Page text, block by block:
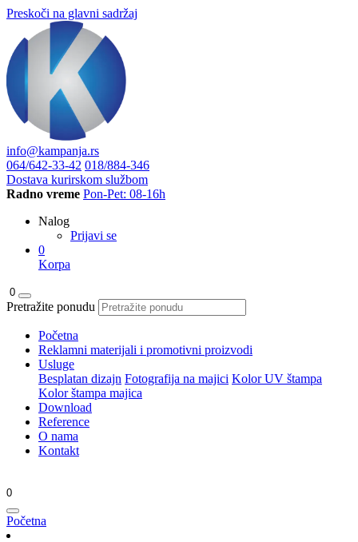
Preskoči na glavni sadržaj
info@kampanja.rs
064/642-33-42 018/884-346
Dostava kurirskom službom
Radno vreme Pon-Pet: 08-16h
Nalog
Prijavi se
0
Korpa
0
Pretražite ponudu
Početna
Reklamni materijali i promotivni proizvodi
Usluge
Besplatan dizajn Fotografija na majici Kolor UV štampa
Kolor štampa majica
Download
Reference
O nama
Kontakt
0
Početna